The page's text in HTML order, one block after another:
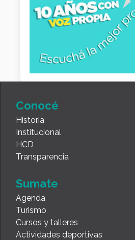
Conocé
Historia
Institucional
HCD
Transparencia
Sumate
Agenda
Turismo
Cursos y talleres
Actividades deportivas